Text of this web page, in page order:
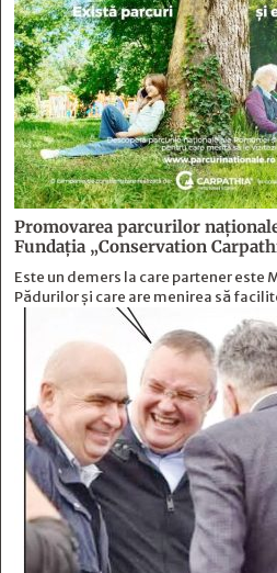
Promovarea parcurilor
Fundația „Conservation
Este un demers la care partener este
Pădurilor și care are menirea să